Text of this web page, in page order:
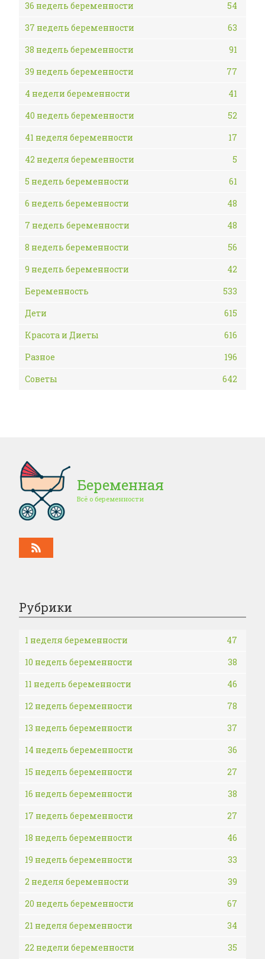
36 недель беременности
54
37 недель беременности
63
38 недель беременности
91
39 недель беременности
77
4 недели беременности
41
40 недель беременности
52
41 неделя беременности
17
42 неделя беременности
5
5 недель беременности
61
6 недель беременности
48
7 недель беременности
48
8 недель беременности
56
9 недель беременности
42
Беременность
533
Дети
615
Красота и Диеты
616
Разное
196
Советы
642
Беременная
Всё о беременности
Рубрики
1 неделя беременности
47
10 недель беременности
38
11 недель беременности
46
12 недель беременности
78
13 недель беременности
37
14 недель беременности
36
15 недель беременности
27
16 недель беременности
38
17 недель беременности
27
18 недель беременности
46
19 недель беременности
33
2 неделя беременности
39
20 недель беременности
67
21 неделя беременности
34
22 недели беременности
35